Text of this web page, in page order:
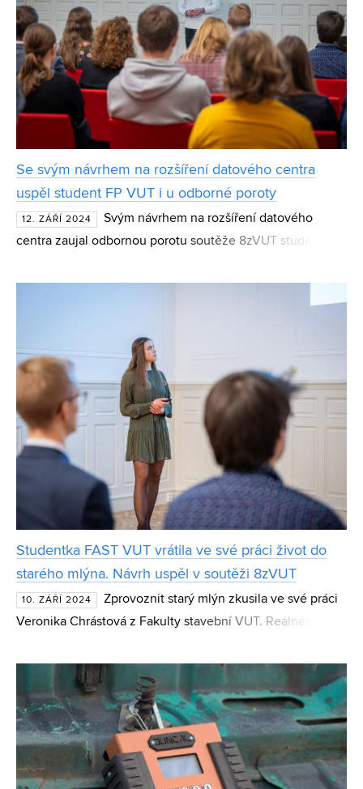
Se svým návrhem na rozšíření datového centra
uspěl student FP VUT i u odborné poroty
12. ZÁŘÍ 2024
Svým návrhem na rozšíření datového
centra zaujal odbornou porotu soutěže 8zVUT student
několik let v datovém centru pracuje, práci pojal praktick
Studentka FAST VUT vrátila ve své práci život do
starého mlýna. Návrh uspěl v soutěži 8zVUT
10. ZÁŘÍ 2024
Zprovoznit starý mlýn zkusila ve své práci
Veronika Chrástová z Fakulty stavební VUT. Reálnému
dřívější funkci, ačkoliv narazila na řadu praktický